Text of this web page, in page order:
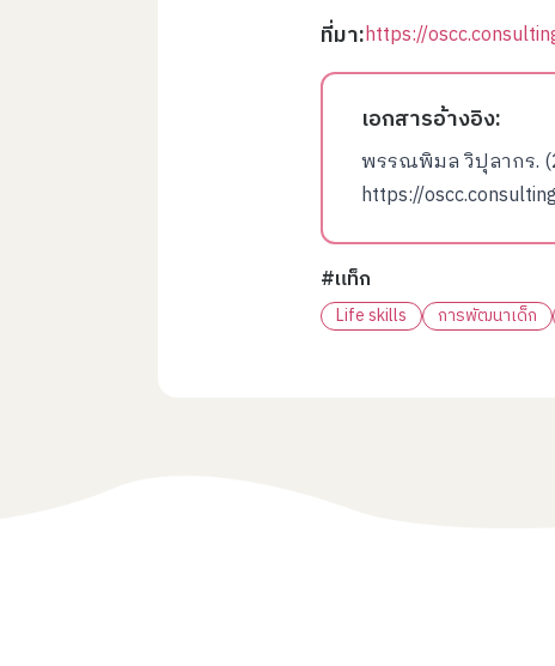
ที่มา:https://
เอกสารอ้างอิง:
พรรณพิมล วิปุลากร.
https://
#แท็ก
Life skills การพัฒนาเด็ก